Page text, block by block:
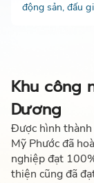
động sản, đấu
Khu công
Dương
Được hình
Mỹ Phước đã
nghiệp đạt
thiện cũng đã